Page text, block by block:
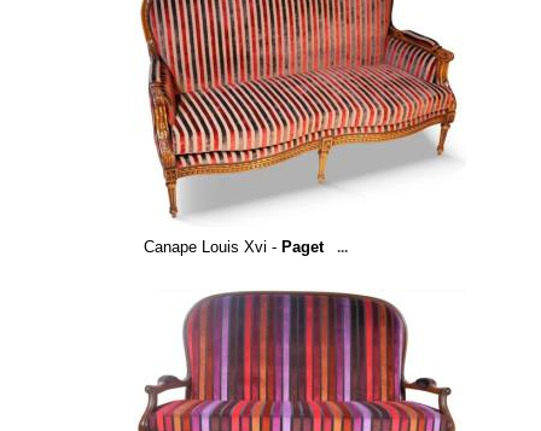
Canape Louis Xvi - Paget ...